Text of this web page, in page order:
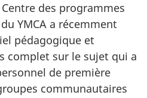
des programmes
YMCA a récemment
pédagogique et
complet sur le sujet qui a
de première
communautaires